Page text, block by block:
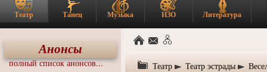
Театр Танец Музыка ИЗО Литература
Анонсы
полный список анонсов... Театр Театр эстрады